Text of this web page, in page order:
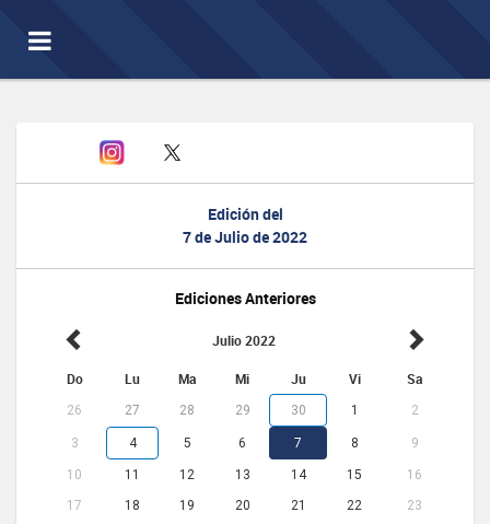
Toggle
navigation
Edición del
7 de Julio de 2022
Ediciones Anteriores
Julio 2022
Do Lu Ma Mi Ju Vi Sa
26 27 28 29 30 1 2
3 4 5 6 7 8 9
10 11 12 13 14 15
16
17
18 19 20 21 22
23